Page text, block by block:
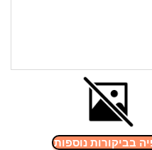
בביקורות נוספות